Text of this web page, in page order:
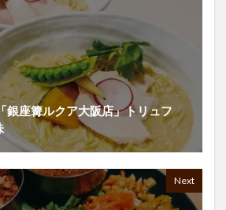
銀座篝ルクア大阪店」トリュフ
Next